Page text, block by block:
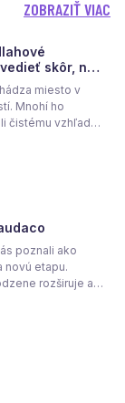
ZOBRAZIŤ VIAC
skôr, než
miesto v
Mnohí ho
čistému vzhľadu
ale aj na
kúrenia.
poznali ako
novú etapu.
rozširuje aj
je, aby každý